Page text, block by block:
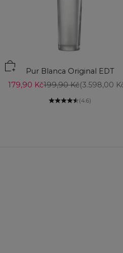
Pur Blanca Original EDT
Prodejní cena
179,90 KčBěžná cena
199,90 Kč(3.598,00
(4.6)